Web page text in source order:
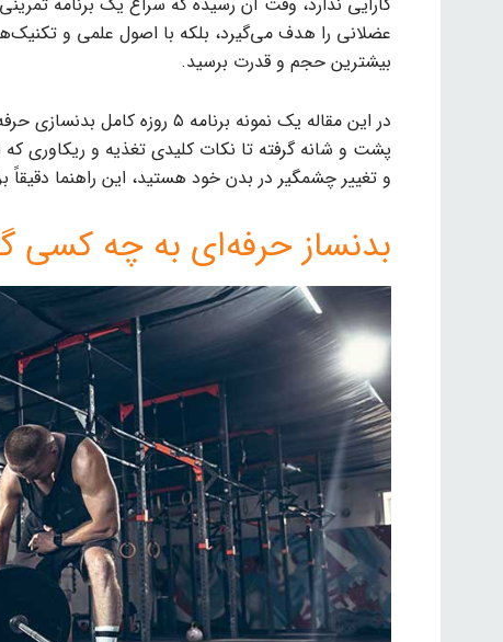
عضلانی را هدف می‌گیرد، بلکه با اصول علمی و
بیشترین حجم و قدرت برسید.
در این مقاله یک نمونه برنامه
پشت و شانه گرفته تا نکات کلیدی تغذیه و ریکاوری که
و تغییر چشمگیر در بدن خود هستید، این راهنما
بدنساز حرفه‌ای به چه کسی